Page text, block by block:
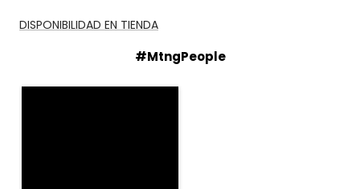
DISPONIBILIDAD EN TIENDA
#MtngPeople